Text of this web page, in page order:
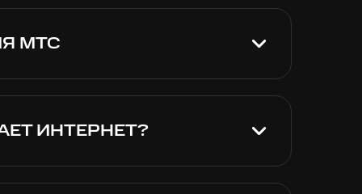
МТС
линии. PON Wi-Fi роутер
услуги при подключении комплексных
ИНТЕРНЕТ?
в график на определенный час
30 минут-час. Платите за месяц и